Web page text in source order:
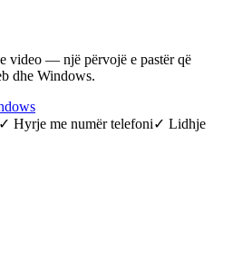
video — një përvojë e pastër që
dhe Windows.
Hyrje me numër telefoni✓ Lidhje